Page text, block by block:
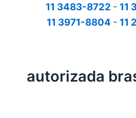
11 3483-8722 - 11
11 3971-8804 - 11
autorizada